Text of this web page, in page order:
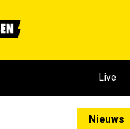
Live
Nieuws